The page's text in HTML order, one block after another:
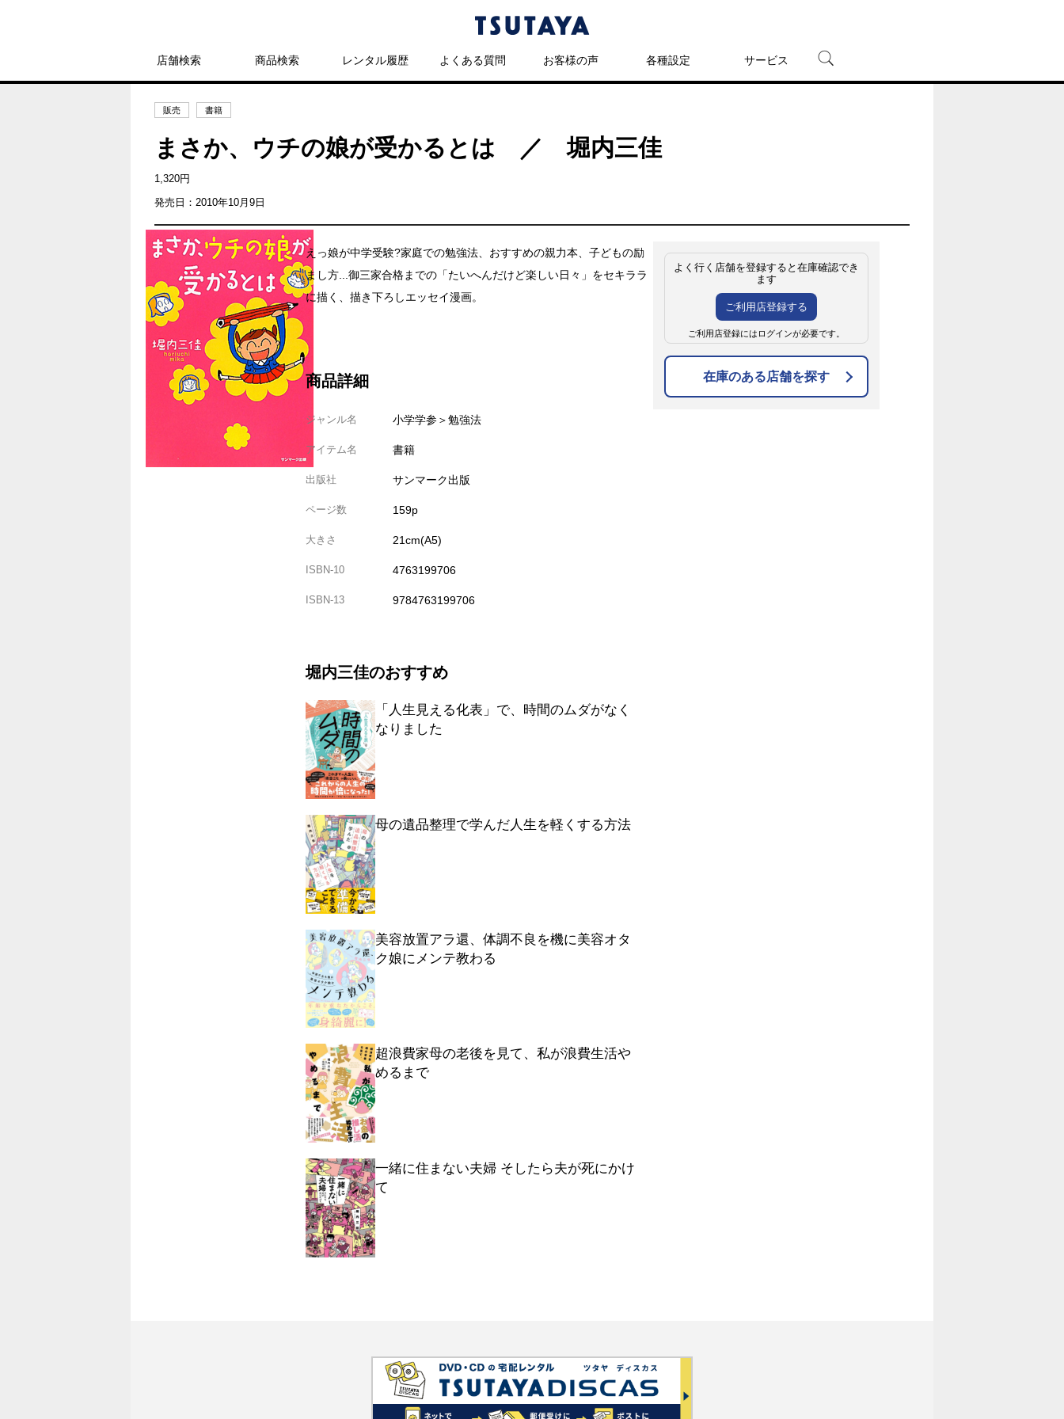
店舗検索 商品検索 レンタル履歴 よくある質問 お客様の声 各種設定 サービス
販売 書籍
まさか、ウチの娘が受かるとは ／ 堀内三佳
1,320円
発売日：2010年10月9日
えっ娘が中学受験?家庭での勉強法、おすすめの親力本、子どもの励
まし方...御三家合格までの「たいへんだけど楽しい日々」をセキララ
に描く、描き下ろしエッセイ漫画。
商品詳細
ジャンル名 小学学参＞勉強法
アイテム名 書籍
出版社 サンマーク出版
ページ数 159p
大きさ 21cm(A5)
ISBN-10 4763199706
ISBN-13 9784763199706
堀内三佳のおすすめ
「人生見える化表」で、時間のムダがなく
なりました
母の遺品整理で学んだ人生を軽くする方法
美容放置アラ還、体調不良を機に美容オタ
ク娘にメンテ教わる
超浪費家母の老後を見て、私が浪費生活や
めるまで
一緒に住まない夫婦 そしたら夫が死にかけ
て
よく行く店舗を登録すると在庫確認でき
ます
ご利用店登録する
ご利用店登録にはログインが必要です。
在庫のある店舗を探す